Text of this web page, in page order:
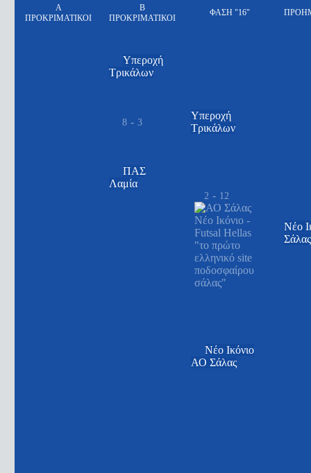
Α
ΠΡΟΚΡΙΜΑΤΙΚΟΙ
Β
ΠΡΟΚΡΙΜΑΤΙΚΟΙ
ΦΑΣΗ "16"
Υπεροχή
Τρικάλων
8 - 3
Υπεροχή
Τρικάλων
2 - 12
ΠΑΣ
Λαμία
Νέο
Σάλας
Νέο Ικόνιο
ΑΟ Σάλας